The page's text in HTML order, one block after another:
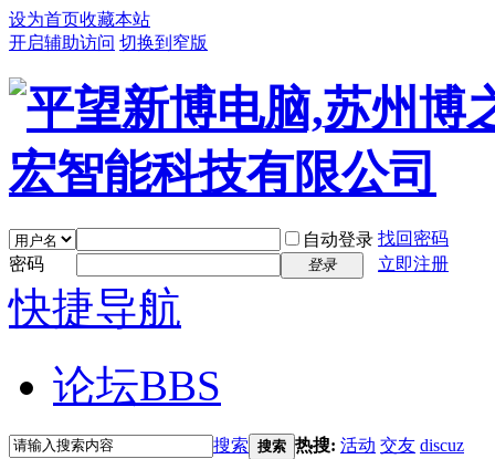
设为首页收藏本站
开启辅助访问 切换到窄版
自动登录 找回密码
密码
登录 立即注册
快捷导航
论坛BBS
搜索 搜索 热搜: 活动 交友 discuz